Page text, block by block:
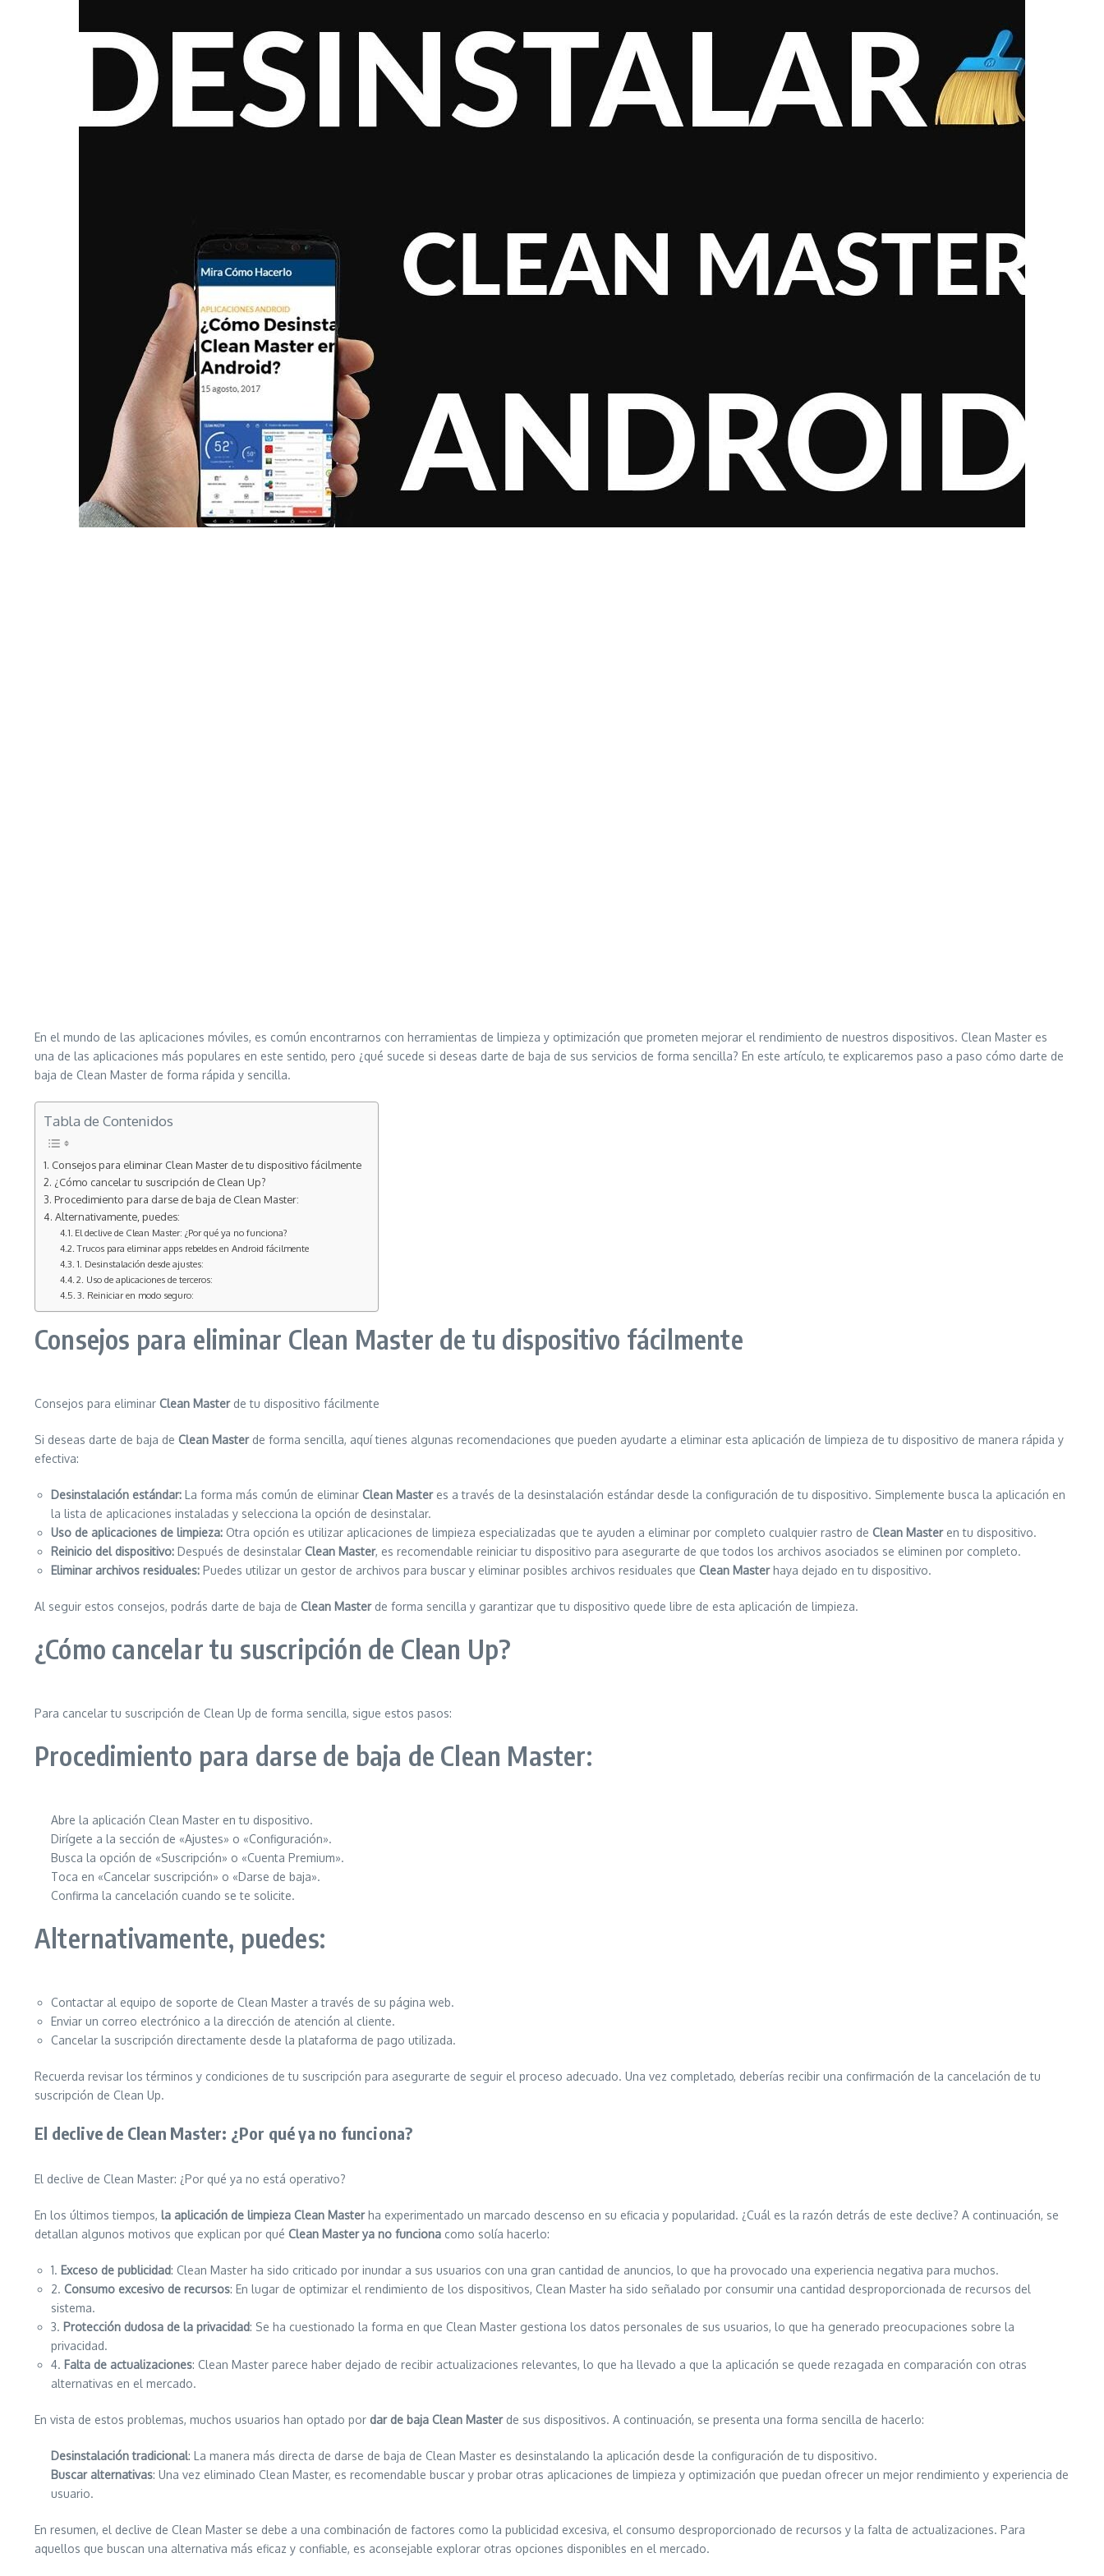
En el mundo de las aplicaciones móviles, es común encontrarnos con herramientas de limpieza y optimización que prometen mejorar el rendimiento de nuestros dispositivos. Clean Master es
una de las aplicaciones más populares en este sentido, pero ¿qué sucede si deseas darte de baja de sus servicios de forma sencilla? En este artículo, te explicaremos paso a paso cómo darte de
baja de Clean Master de forma rápida y sencilla.
Tabla de Contenidos
Consejos para eliminar Clean Master de tu dispositivo fácilmente
¿Cómo cancelar tu suscripción de Clean Up?
Procedimiento para darse de baja de Clean Master:
Alternativamente, puedes:
El declive de Clean Master: ¿Por qué ya no funciona?
Trucos para eliminar apps rebeldes en Android fácilmente
1. Desinstalación desde ajustes:
2. Uso de aplicaciones de terceros:
3. Reiniciar en modo seguro:
Consejos para eliminar Clean Master de tu dispositivo fácilmente
Consejos para eliminar Clean Masterde tu dispositivo fácilmente
Si deseas darte de baja de Clean Masterde forma sencilla, aquí tienes algunas recomendaciones que pueden ayudarte a eliminar esta aplicación de limpieza de tu dispositivo de manera rápida y
efectiva:
Desinstalación estándar: La forma más común de eliminar Clean Masteres a través de la desinstalación estándar desde la configuración de tu dispositivo. Simplemente busca la aplicación en
la lista de aplicaciones instaladas y selecciona la opción de desinstalar.
Uso de aplicaciones de limpieza: Otra opción es utilizar aplicaciones de limpieza especializadas que te ayuden a eliminar por completo cualquier rastro de Clean Masteren tu dispositivo.
Reinicio del dispositivo: Después de desinstalar Clean Master, es recomendable reiniciar tu dispositivo para asegurarte de que todos los archivos asociados se eliminen por completo.
Eliminar archivos residuales: Puedes utilizar un gestor de archivos para buscar y eliminar posibles archivos residuales que Clean Masterhaya dejado en tu dispositivo.
Al seguir estos consejos, podrás darte de baja de Clean Masterde forma sencilla y garantizar que tu dispositivo quede libre de esta aplicación de limpieza.
¿Cómo cancelar tu suscripción de Clean Up?
Para cancelar tu suscripción de Clean Up de forma sencilla, sigue estos pasos:
Procedimiento para darse de baja de Clean Master:
Abre la aplicación Clean Master en tu dispositivo.
Dirígete a la sección de «Ajustes» o «Configuración».
Busca la opción de «Suscripción» o «Cuenta Premium».
Toca en «Cancelar suscripción» o «Darse de baja».
Confirma la cancelación cuando se te solicite.
Alternativamente, puedes:
Contactar al equipo de soporte de Clean Master a través de su página web.
Enviar un correo electrónico a la dirección de atención al cliente.
Cancelar la suscripción directamente desde la plataforma de pago utilizada.
Recuerda revisar los términos y condiciones de tu suscripción para asegurarte de seguir el proceso adecuado. Una vez completado, deberías recibir una confirmación de la cancelación de tu
suscripción de Clean Up.
El declive de Clean Master: ¿Por qué ya no funciona?
El declive de Clean Master: ¿Por qué ya no está operativo?
En los últimos tiempos, la aplicación de limpieza Clean Masterha experimentado un marcado descenso en su eficacia y popularidad. ¿Cuál es la razón detrás de este declive? A continuación, se
detallan algunos motivos que explican por qué Clean Master ya no funciona como solía hacerlo:
1. Exceso de publicidad: Clean Master ha sido criticado por inundar a sus usuarios con una gran cantidad de anuncios, lo que ha provocado una experiencia negativa para muchos.
2. Consumo excesivo de recursos: En lugar de optimizar el rendimiento de los dispositivos, Clean Master ha sido señalado por consumir una cantidad desproporcionada de recursos del
sistema.
3. Protección dudosa de la privacidad: Se ha cuestionado la forma en que Clean Master gestiona los datos personales de sus usuarios, lo que ha generado preocupaciones sobre la
privacidad.
4. Falta de actualizaciones: Clean Master parece haber dejado de recibir actualizaciones relevantes, lo que ha llevado a que la aplicación se quede rezagada en comparación con otras
alternativas en el mercado.
En vista de estos problemas, muchos usuarios han optado por dar de baja Clean Masterde sus dispositivos. A continuación, se presenta una forma sencilla de hacerlo:
Desinstalación tradicional: La manera más directa de darse de baja de Clean Master es desinstalando la aplicación desde la configuración de tu dispositivo.
Buscar alternativas: Una vez eliminado Clean Master, es recomendable buscar y probar otras aplicaciones de limpieza y optimización que puedan ofrecer un mejor rendimiento y experiencia de
usuario.
En resumen, el declive de Clean Master se debe a una combinación de factores como la publicidad excesiva, el consumo desproporcionado de recursos y la falta de actualizaciones. Para
aquellos que buscan una alternativa más eficaz y confiable, es aconsejable explorar otras opciones disponibles en el mercado.